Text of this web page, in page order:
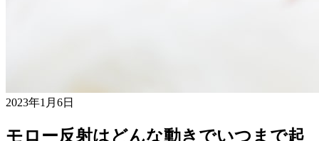
2023年1月6日
モロー反射はどんな動きでいつまで起